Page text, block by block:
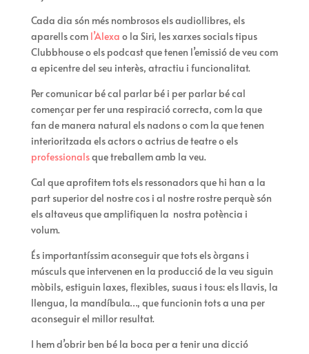
Cada dia són més nombrosos els audiollibres, els
aparells com l’Alexa o la Siri, les xarxes socials tipus
Clubbhouse o els podcast que tenen l’emissió de veu com
a epicentre del seu interès, atractiu i funcionalitat.
Per comunicar bé cal parlar bé i per parlar bé cal
començar per fer una respiració correcta, com la que
fan de manera natural els nadons o com la que tenen
interioritzada els actors o actrius de teatre o els
professionalsque treballem amb la veu.
Cal que aprofitem tots els ressonadors que hi han a la
part superior del nostre cos i al nostre rostre perquè són
els altaveus que amplifiquen la nostra potència i
volum.
És importantíssim aconseguir que tots els òrgans i
músculs que intervenen en la producció de la veu siguin
mòbils, estiguin laxes, flexibles, suaus i tous: els llavis, la
llengua, la mandíbula…, que funcionin tots a una per
aconseguir el millor resultat.
I hem d’obrir ben bé la boca per a tenir una dicció